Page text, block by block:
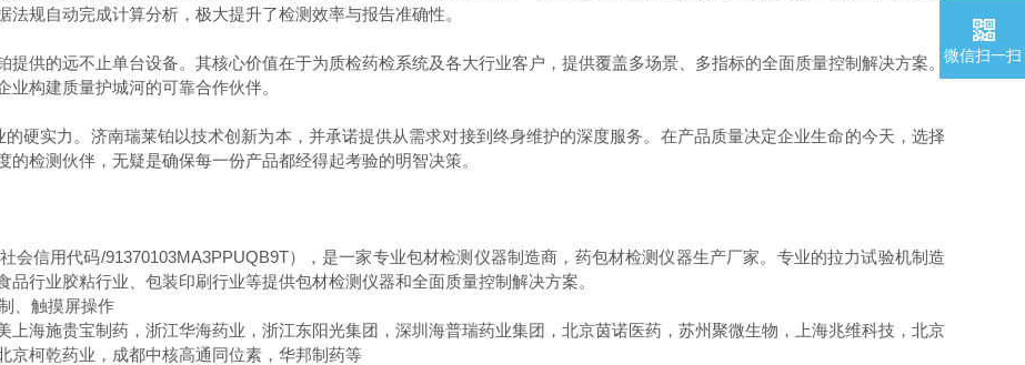
规自动完成计算分析，极大提升了检测效率与报告准确性。
的远不止单台设备。其核心价值在于为质检药检系统及各大行业客户，提供覆盖多场景、多指标的全面质量控制解决方案。
构建质量护城河的可靠合作伙伴。
实力。济南瑞莱铂以技术创新为本，并承诺提供从需求对接到终身维护的深度服务。在产品质量决定企业生命的今天，选择
检测伙伴，无疑是确保每一份产品都经得起考验的明智决策。
信用代码/91370103MA3PPUQB9T），是一家专业包材检测仪器制造商，药包材检测仪器生产厂家。专业的拉力试验机制造
行业胶粘行业、包装印刷行业等提供包材检测仪器和全面质量控制解决方案。
、触摸屏操作
施贵宝制药，浙江华海药业，浙江东阳光集团，深圳海普瑞药业集团，北京茵诺医药，苏州聚微生物，上海兆维科技，北京
京柯乾药业，成都中核高通同位素，华邦制药等
微信扫一扫